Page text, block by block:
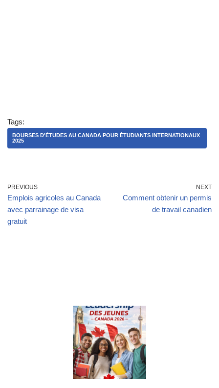
Tags:
BOURSES D'ÉTUDES AU CANADA POUR ÉTUDIANTS INTERNATIONAUX
2025
PREVIOUS
Emplois agricoles au Canada
avec parrainage de visa
gratuit
NEXT
Comment obtenir un permis
de travail canadien